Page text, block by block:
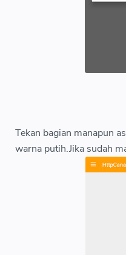
Tekan bagian manapun
warna putih.Jika sudah